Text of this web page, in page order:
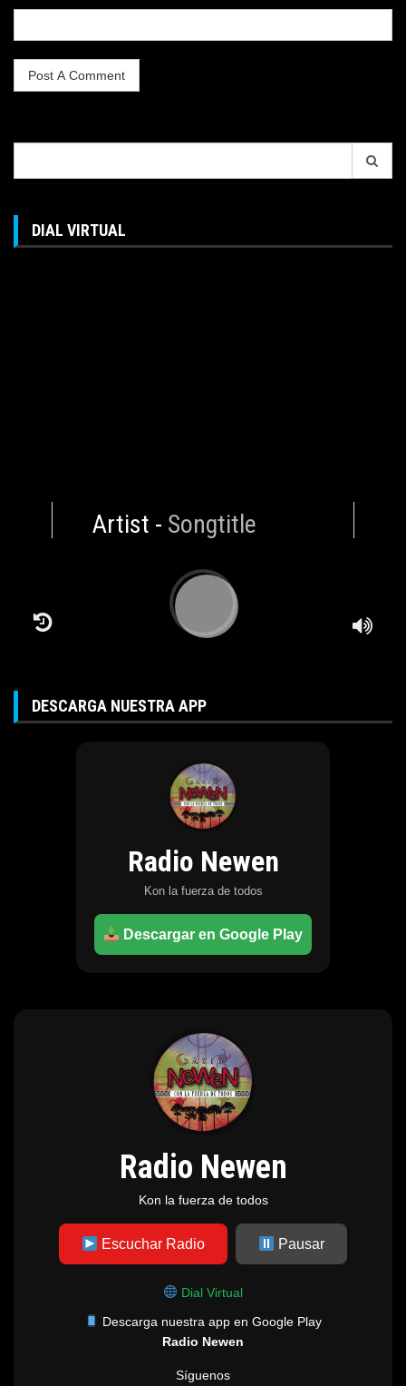
for:
DIAL VIRTUAL
Artist-Songtitle
DESCARGA NUESTRA APP
Radio Newen
Kon la fuerza de todos
Descargar en Google Play
Radio Newen
Kon la fuerza de todos
Escuchar Radio Pausar
Dial Virtual
Descarga nuestra app en Google Play
Radio Newen
Síguenos